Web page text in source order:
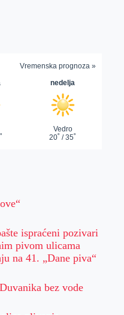
ispraćeni pozivari
pivom ulicama
na 41. „Dane piva“
bez vode